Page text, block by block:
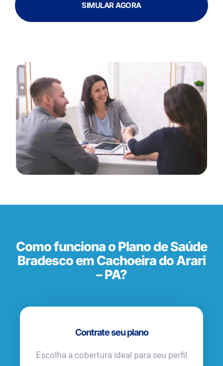
SIMULAR AGORA
Como funciona o Plano de Saúde
Bradesco em Cachoeira do Arari
– PA?
Contrate seu plano
Escolha a cobertura ideal para seu perfil